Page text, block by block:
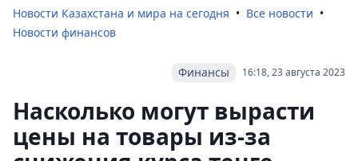
Новости Казахстана и мира на сегодня
Все новости
Новости финансов
16:18, 23 августа 2023
Финансы
Насколько могут вырасти
цены на товары из-за